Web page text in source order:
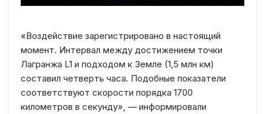
«Воздействие зарегистрировано в настоящий
момент. Интервал между достижением точки
Лагранжа L1 и подходом к Земле (1,5 млн км)
составил четверть часа. Подобные показатели
соответствуют скорости порядка 1700
километров в секунду», — информировали